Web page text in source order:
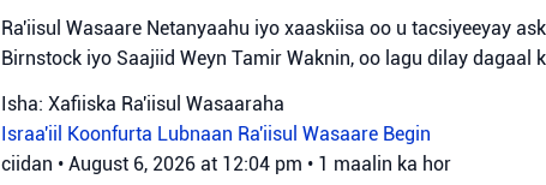
Ra'iisul Wasaare Netanyaahu iyo xaaskiisa oo u tacsiyeeyay
Birnstock iyo Saajiid Weyn Tamir Waknin, oo lagu dilay dagaal
Isha: Xafiiska Ra'iisul Wasaaraha
Israa'iil Koonfurta Lubnaan Ra'iisul Wasaare Begin
ciidan • August 6, 2026 at 12:04 pm • 1 maalin ka hor